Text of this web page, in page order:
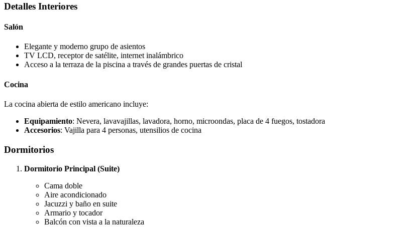
Detalles Interiores
Salón
Elegante y moderno grupo de asientos
TV LCD, receptor de satélite, internet inalámbrico
Acceso a la terraza de la piscina a través de grandes puertas de cristal
Cocina
La cocina abierta de estilo americano incluye:
Equipamiento: Nevera, lavavajillas, lavadora, horno, microondas, placa de 4 fuegos, tostadora
Accesorios: Vajilla para 4 personas, utensilios de cocina
Dormitorios
Dormitorio Principal (Suite)
Cama doble
Aire acondicionado
Jacuzzi y baño en suite
Armario y tocador
Balcón con vista a la naturaleza